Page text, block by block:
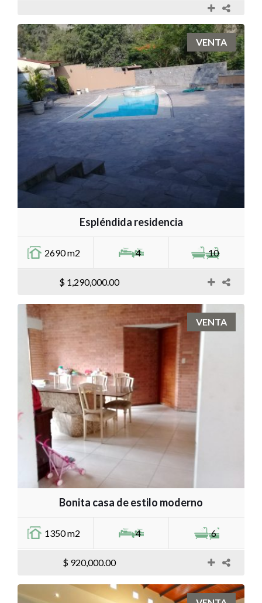
VENTA
Espléndida residencia
2690 m2 4 10
$ 1,290,000.00
VENTA
Bonita casa de estilo moderno
1350 m2 4 6
$ 920,000.00